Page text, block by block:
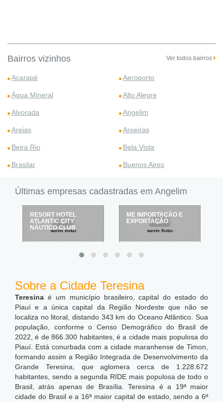
Bairros vizinhos Ver todos bairros
Acarapé Aeroporto
Água Mineral Alto Alegre
Alvorada Angelim
Areias Aroeiras
Beira Rio Bela Vista
Brasilar Buenos Aires
Últimas empresas cadastradas em Angelim
RESORT HOTEL
ATLANTIC CITY
NÁUTICO CLUB
ME IMPORTAÇÃO E
EXPORTAÇÃO
Sobre a Cidade Teresina
Teresina é um município brasileiro, capital do estado do
Piauí e a única capital da Região Nordeste que não se
localiza no litoral, distando 343 km do Oceano Atlântico. Sua
população, conforme o Censo Demográfico do Brasil de
2022, é de 866.300 habitantes, é a cidade mais populosa do
Piauí. Está conurbada com a cidade maranhense de Timon,
formando assim a Região Integrada de Desenvolvimento da
Grande Teresina, que aglomera cerca de 1.228.672
habitantes, sendo a segunda RIDE mais populosa de todo o
Brasil, atrás apenas de Brasília. Teresina é a 19ª maior
cidade do Brasil e a 16ª maior capital de estado, sendo a 6ª